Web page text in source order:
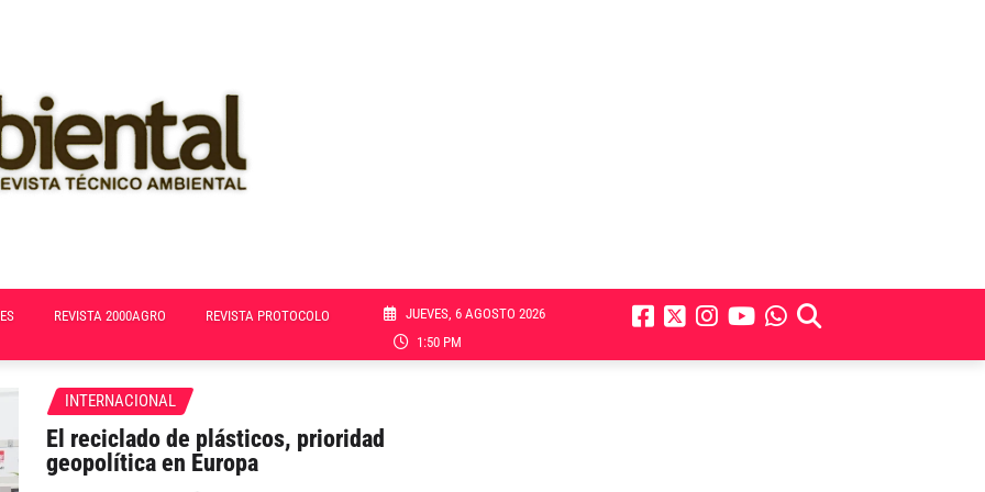
REVISTA 2000AGRO REVISTA PROTOCOLO
JUEVES, 6 AGOSTO 2026
1:50 PM
INTERNACIONAL
El reciclado de plásticos, prioridad
geopolítica en Europa